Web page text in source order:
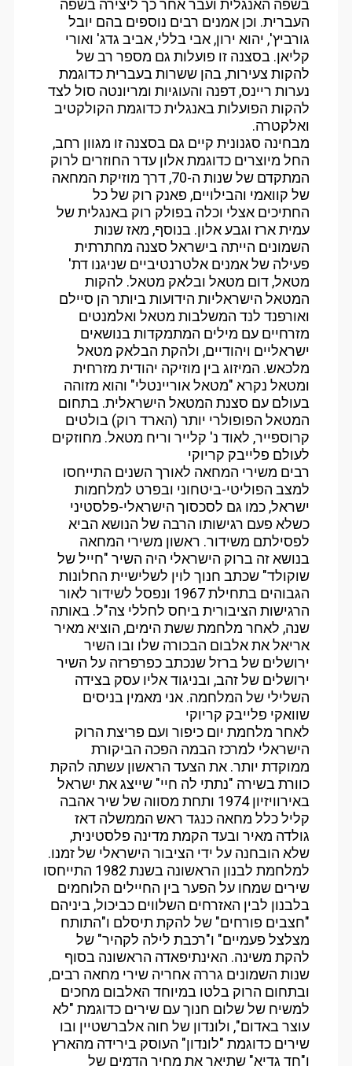
בשפה האנגלית ועבר אחר כך ליצירה בשפה
העברית. וכן אמנים רבים נוספים בהם יובל
גורביץ', יהוא ירון, אבי בללי, אביב גדג' ואורי
קליאן. בסצנה זו פועלות גם מספר רב של
להקות צעירות, בהן ששרות בעברית כדוגמת
נערות ריינס, דפנה והעוגיות ומריונטה סול לצד
להקות הפועלות באנגלית כדוגמת הקולקטיב
ואלקטרה.
מבחינה סגנונית קיים גם בסצנה זו מגוון רחב,
החל מיוצרים כדוגמת אלון עדר החוזרים לרוק
המתקדם של שנות ה-70, דרך מוזיקת המחאה
של קוואמי והבילויים, פאנק רוק של כל
החתיכים אצלי וכלה בפולק רוק באנגלית של
עמית ארז וגבע אלון. בנוסף, מאז שנות
השמונים הייתה בישראל סצנה מחתרתית
פעילה של אמנים אלטרנטיביים שניגנו דת'
מטאל, דום מטאל ובלאק מטאל. להקות
המטאל הישראליות הידועות ביותר הן סיילם
ואורפנד לנד המשלבות מטאל ואלמנטים
מזרחיים עם מילים המתמקדות בנושאים
ישראליים ויהודיים, ולהקת הבלאק מטאל
מלכאש. המיזוג בין מוזיקה יהודית מזרחית
ומטאל נקרא "מטאל אוריינטלי" והוא מזוהה
בעולם עם סצנת המטאל הישראלית. בתחום
המטאל הפופולרי יותר (הארד רוק) בולטים
קרוספייר, לאוד נ' קלייר וריח מטאל. מחוזקים
לעולם פלייבק קריוקי
רבים משירי המחאה לאורך השנים התייחסו
למצב הפוליטי-ביטחוני ובפרט למלחמות
ישראל, כמו גם לסכסוך הישראלי-פלסטיני
כשלא פעם רגישותו הרבה של הנושא הביא
לפסילתם משידור. ראשון משירי המחאה
בנושא זה ברוק הישראלי היה השיר "חייל של
שוקולד" שכתב חנוך לוין לשלישיית החלונות
הגבוהים בתחילת 1967 ונפסל לשידור לאור
הרגישות הציבורית ביחס לחללי צה"ל. באותה
שנה, לאחר מלחמת ששת הימים, הוציא מאיר
אריאל את אלבום הבכורה שלו ובו השיר
ירושלים של ברזל שנכתב כפרפרזה על השיר
ירושלים של זהב, ובניגוד אליו עסק בצידה
השלילי של המלחמה. אני מאמין בניסים
שוואקי פלייבק קריוקי
לאחר מלחמת יום כיפור ועם פריצת הרוק
הישראלי למרכז הבמה הפכה הביקורת
ממוקדת יותר. את הצעד הראשון עשתה להקת
כוורת בשירה "נתתי לה חיי" שייצג את ישראל
באירוויזיון 1974 ותחת מסווה של שיר אהבה
קליל כלל מחאה כנגד ראש הממשלה דאז
גולדה מאיר ובעד הקמת מדינה פלסטינית,
שלא הובחנה על ידי הציבור הישראלי של זמנו.
למלחמת לבנון הראשונה בשנת 1982 התייחסו
שירים שמחו על הפער בין החיילים הלוחמים
בלבנון לבין האזרחים השלווים כביכול, ביניהם
"חצבים פורחים" של להקת תיסלם ו"התותח
מצלצל פעמיים" ו"רכבת לילה לקהיר" של
להקת משינה. האינתיפאדה הראשונה בסוף
שנות השמונים גררה אחריה שירי מחאה רבים,
ובתחום הרוק בלטו במיוחד האלבום מחכים
למשיח של שלום חנוך עם שירים כדוגמת "לא
עוצר באדום", ולונדון של חוה אלברשטיין ובו
שירים כדוגמת "לונדון" העוסק בירידה מהארץ
ו"חד גדיא" שתיאר את מחיר הדמים של